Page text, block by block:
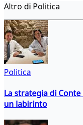
Altro di Politica
Politica
La strategia di
un labirinto